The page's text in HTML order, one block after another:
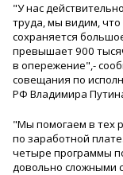
"У нас
труда, мы видим, что
сохраняется
превышает 900
в опережение",-
совещания по
РФ Владимира
"Мы помогаем в тех
по заработной
четыре программы
довольно сложными